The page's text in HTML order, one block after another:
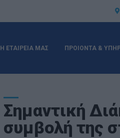
Η ΕΤΑΙΡΕΙΑ ΜΑΣ ΠΡΟΙΟΝΤΑ &
Σημαντική
συμβολή της